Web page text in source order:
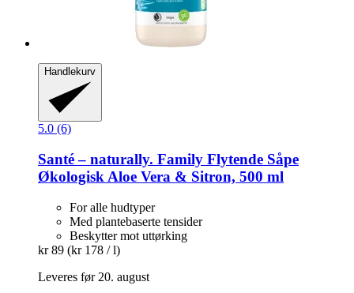
Handlekurv
5.0 (6)
Santé – naturally. Family Flytende Såpe
Økologisk Aloe Vera & Sitron, 500 ml
For alle hudtyper
Med plantebaserte tensider
Beskytter mot uttørking
kr 89 (kr 178 / l)
Leveres før 20. august